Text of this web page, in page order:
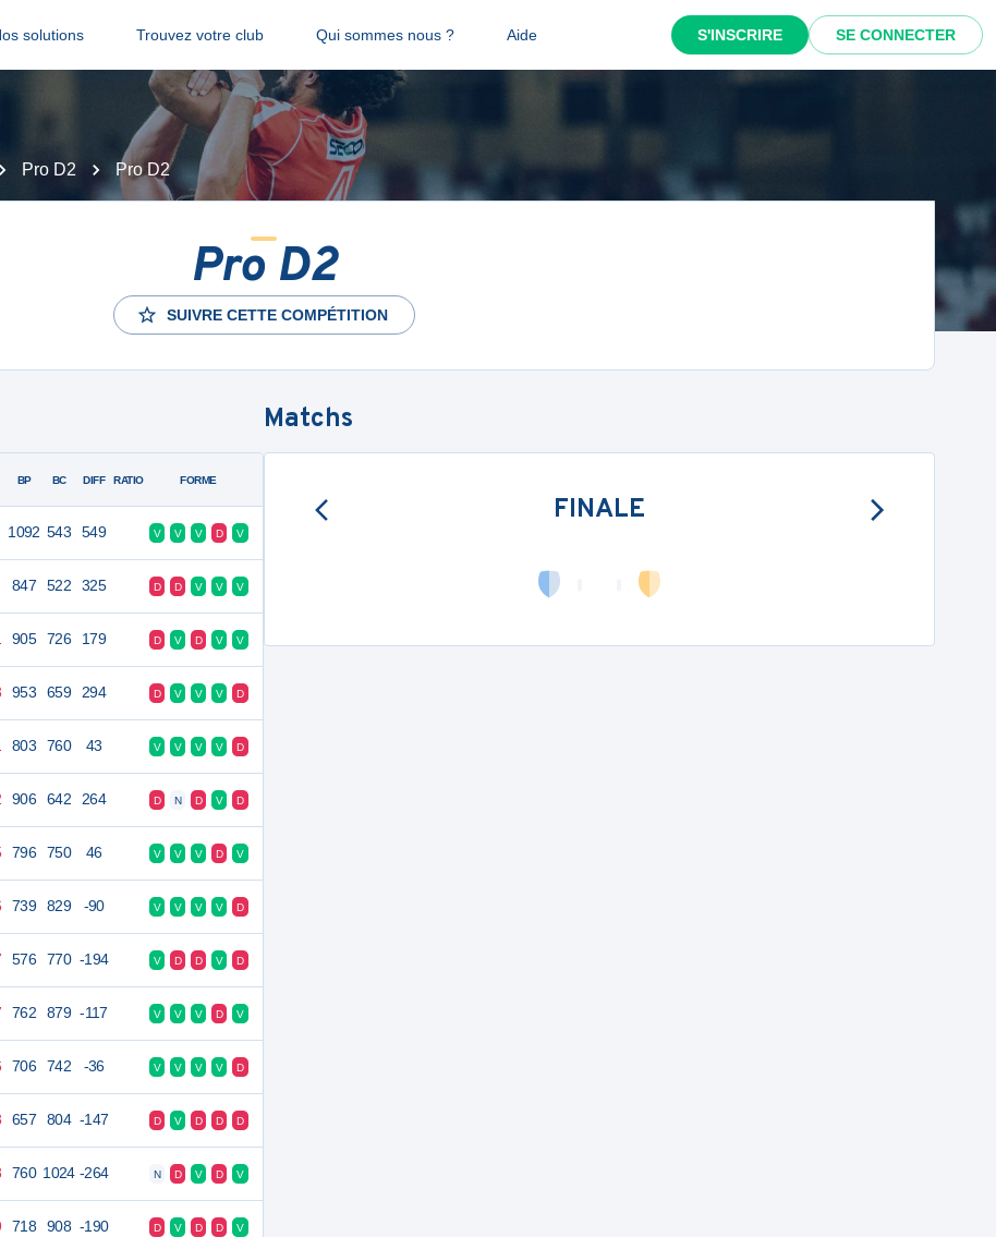
solutions Trouvez votre club Qui sommes nous ? Aide S'INSCRIRE SE CONNECTER
Pro D2 Pro D2
Pro D2
SUIVRE CETTE COMPÉTITION
BP BC DIFF RATIO FORME
1092 543 549 V V V D V
847 522 325 D D V V V
905 726 179 D V D V V
953 659 294 D V V V D
803 760 43 V V V V D
906 642 264 D N D V D
796 750 46 V V V D V
739 829 -90 V V V V D
576 770 -194 V D D V D
762 879 -117 V V V D V
706 742 -36 V V V V D
657 804 -147 D V D D D
760 1024 -264 N D V D V
718 908 -190 D V D D V
Matchs
FINALE